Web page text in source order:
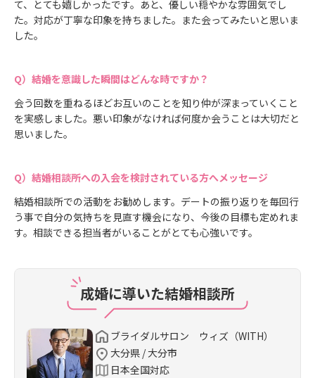
て、とても嬉しかったです。あと、優しい穏やかな雰囲気でし
た。対応が丁寧な印象を持ちました。また会ってみたいと思いま
した。
結婚を意識した瞬間はどんな時ですか？
会う回数を重ねるほどお互いのことを知り仲が深まっていくこと
を実感しました。悪い印象がなければ何度か会うことは大切だと
思いました。
結婚相談所への入会を検討されている方へメッセージ
結婚相談所での活動をお勧めします。デートの振り返りを毎回行
う事で自分の気持ちを見直す機会になり、今後の目標も定めれま
す。相談できる担当者がいることがとても心強いです。
成婚に導いた結婚相談所
ブライダルサロン ウィズ（WITH）
大分県 / 大分市
日本全国対応